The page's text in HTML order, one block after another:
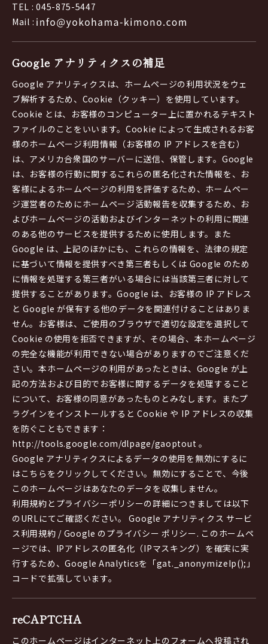
TEL : 045-875-5447
Mail :
Google アナリティクスの補足
Google アナリティクスは、ホームページの利用状況をウェ
ブ解析するため、Cookie（クッキー）を使用しています。
Cookie とは、お客様のコンピューター上に置かれるテキスト
ファイルのことをいいます。Cookie によって生成されるお客
様のホームページ利用情報（お客様の IP アドレスを含む）
は、アメリカ合衆国のサーバーに送信、保管します。Google
は、お客様の行動に関するこれらの匿名化された情報を、お
客様によるホームページの利用を評価するため、ホームペー
ジ運営者のためにホームページ活動報告を収集するため、お
よびホームページの活動およびインターネットの利用に関連
のある他のサービスを提供するために使用します。また
Google は、上記のほかにも、これらの情報を、法律の規定
に基づいて情報を提供すべき第三者もしくは Google のため
に情報を処理する第三者がいる場合には当該第三者に対して
提供することがあります。Google は、お客様の IP アドレス
と Google が保有する他のデータを関連付けることはありま
せん。お客様は、ご使用のブラウザで適切な設定を選択して
Cookie の使用を拒否できますが、その場合、本ホームページ
の完全な機能が利用できない場合がありますのでご注意くだ
さい。本ホームページの利用があったときは、Google が上
記の方法および目的でお客様に関するデータを処理すること
について、お客様の同意があったものとみなします。またプ
ラグインをインストールすると Cookie や IP アドレスの収集
を防ぐこともできます：
http://tools.google.com/dlpage/gaoptout 。
Google アナリティクスによるデータの使用を無効にするに
はこちらをクリックしてください。無効にすることで、今後
このホームページはあなたのデータを収集しません。
利用規約とプライバシーポリシーの詳細につきましては以下
のURLにてご確認ください。 Google アナリティクス サービ
ス利用規約 / Google のプライバシー ポリシー. このホームペ
ージでは、IPアドレスの匿名化（IPマスキング）を確実に実
行するため、Google Analyticsを「gat._anonymizeIp();」
コードで拡張しています。
reCAPTCHA
このホームページはインターネット上のフォームへ投稿され